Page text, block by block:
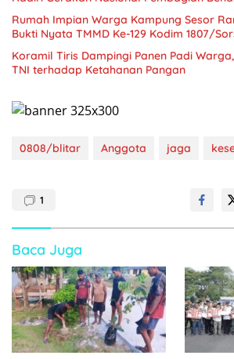
Rumah Impian Warga Kampung Sesor
Bukti Nyata TMMD Ke-129 Kodim 1807/
Koramil Tiris Dampingi Panen Padi
TNI terhadap Ketahanan Pangan
0808/blitar Anggota jaga
1
Baca Juga